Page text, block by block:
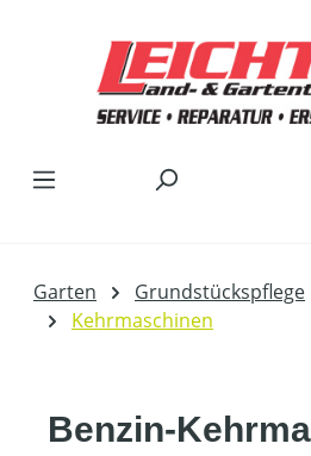
Garten Grundstückspflege
Kehrmaschinen
Benzin-